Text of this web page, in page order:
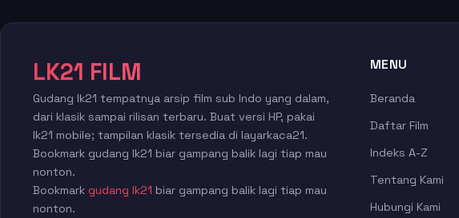
LK21 FILM
Gudang lk21 tempatnya arsip film sub Indo yang dalam,
dari klasik sampai rilisan terbaru. Buat versi HP, pakai
lk21 mobile; tampilan klasik tersedia di layarkaca21.
Bookmark gudang lk21 biar gampang balik lagi tiap mau
nonton.
Bookmark gudang lk21 biar gampang balik lagi tiap mau
nonton.
MENU
Beranda
Daftar Film
Indeks A-Z
Tentang Kami
Hubungi Kami